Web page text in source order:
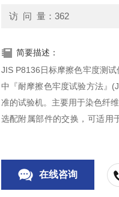
访 问 量：362
简要描述：
JIS P8136日标摩擦色牢度测
中『耐摩擦色牢度试验方法』
准的试验机。主要用于染色纤
选配附属部件的交换，可适用
在线咨询